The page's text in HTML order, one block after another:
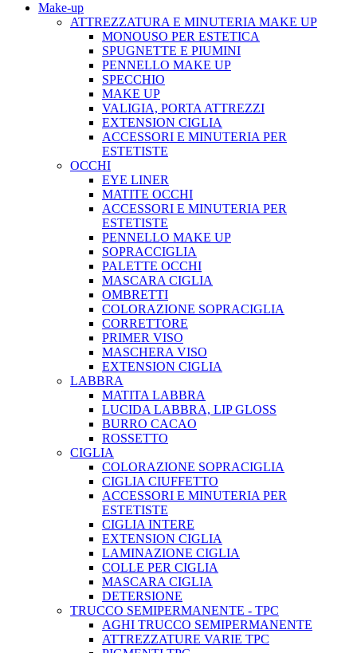
Make-up
ATTREZZATURA E MINUTERIA MAKE UP
MONOUSO PER ESTETICA
SPUGNETTE E PIUMINI
PENNELLO MAKE UP
SPECCHIO
MAKE UP
VALIGIA, PORTA ATTREZZI
EXTENSION CIGLIA
ACCESSORI E MINUTERIA PER
ESTETISTE
OCCHI
EYE LINER
MATITE OCCHI
ACCESSORI E MINUTERIA PER
ESTETISTE
PENNELLO MAKE UP
SOPRACCIGLIA
PALETTE OCCHI
MASCARA CIGLIA
OMBRETTI
COLORAZIONE SOPRACIGLIA
CORRETTORE
PRIMER VISO
MASCHERA VISO
EXTENSION CIGLIA
LABBRA
MATITA LABBRA
LUCIDA LABBRA, LIP GLOSS
BURRO CACAO
ROSSETTO
CIGLIA
COLORAZIONE SOPRACIGLIA
CIGLIA CIUFFETTO
ACCESSORI E MINUTERIA PER
ESTETISTE
CIGLIA INTERE
EXTENSION CIGLIA
LAMINAZIONE CIGLIA
COLLE PER CIGLIA
MASCARA CIGLIA
DETERSIONE
TRUCCO SEMIPERMANENTE - TPC
AGHI TRUCCO SEMIPERMANENTE
ATTREZZATURE VARIE TPC